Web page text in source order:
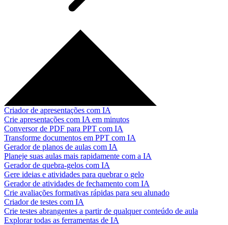
Criador de apresentações com IA
Crie apresentações com IA em minutos
Conversor de PDF para PPT com IA
Transforme documentos em PPT com IA
Gerador de planos de aulas com IA
Planeje suas aulas mais rapidamente com a IA
Gerador de quebra-gelos com IA
Gere ideias e atividades para quebrar o gelo
Gerador de atividades de fechamento com IA
Crie avaliações formativas rápidas para seu alunado
Criador de testes com IA
Crie testes abrangentes a partir de qualquer conteúdo de aula
Explorar todas as ferramentas de IA